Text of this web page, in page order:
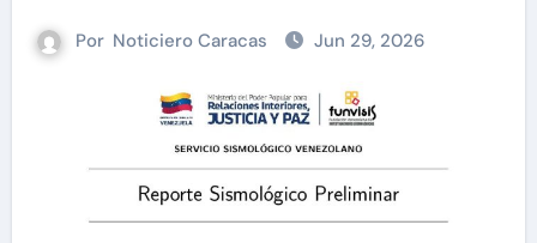
Por Noticiero Caracas Jun 29, 2026